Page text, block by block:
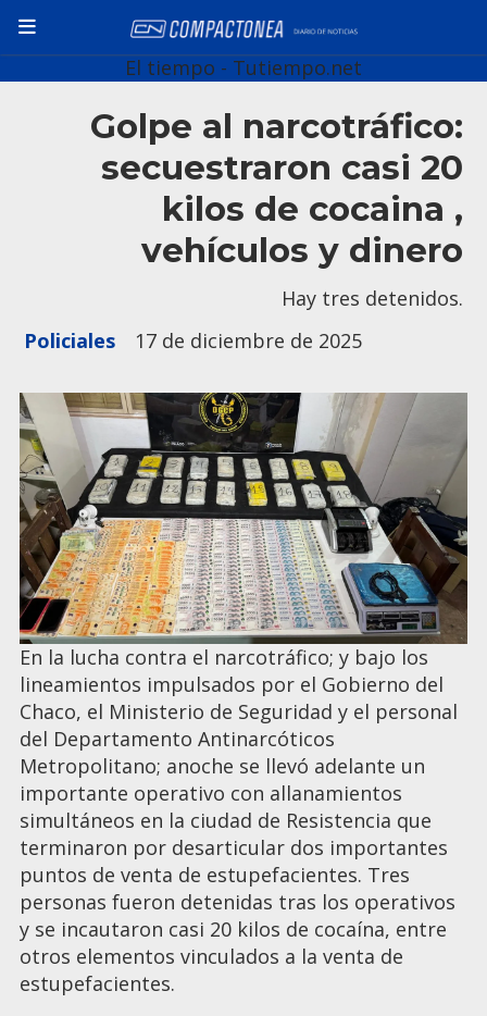
El tiempo - Tutiempo.net
Golpe al narcotráfico:
secuestraron casi 20
kilos de cocaina ,
vehículos y dinero
Hay tres detenidos.
Policiales
17 de diciembre de 2025
En la lucha contra el narcotráfico; y bajo los
lineamientos impulsados por el Gobierno del
Chaco, el Ministerio de Seguridad y el personal
del Departamento Antinarcóticos
Metropolitano; anoche se llevó adelante un
importante operativo con allanamientos
simultáneos en la ciudad de Resistencia que
terminaron por desarticular dos importantes
puntos de venta de estupefacientes. Tres
personas fueron detenidas tras los operativos
y se incautaron casi 20 kilos de cocaína, entre
otros elementos vinculados a la venta de
estupefacientes.